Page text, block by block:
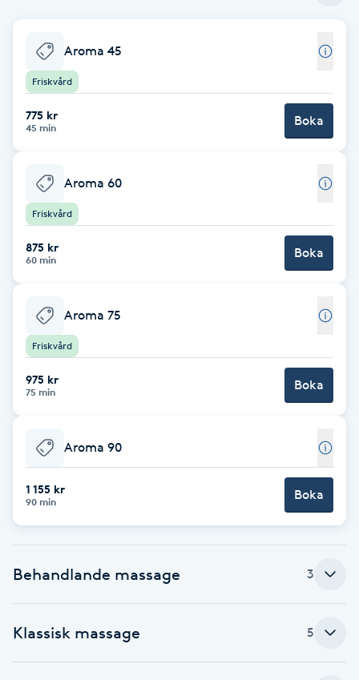
Balayage
Bambumassage
Barnklippning
BIAB
Bottenfärg
Brynformning
Bröllopsuppsättning
C
Coachning
Aroma 45
Friskvård
775 kr
45 min Boka
Aroma 60
Friskvård
875 kr
60 min Boka
Aroma 75
Friskvård
975 kr
75 min Boka
Aroma 90
1 155 kr
90 min Boka
Behandlande massage 3
Klassisk massage 5